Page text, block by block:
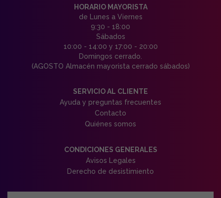
HORARIO MAYORISTA
de Lunes a Viernes
9:30 - 18:00
Sábados
10:00 - 14:00 y 17:00 - 20:00
Domingos cerrado.
(AGOSTO Almacén mayorista cerrado sábados)
SERVICIO AL CLIENTE
Ayuda y preguntas frecuentes
Contacto
Quiénes somos
CONDICIONES GENERALES
Avisos Legales
Derecho de desistimiento